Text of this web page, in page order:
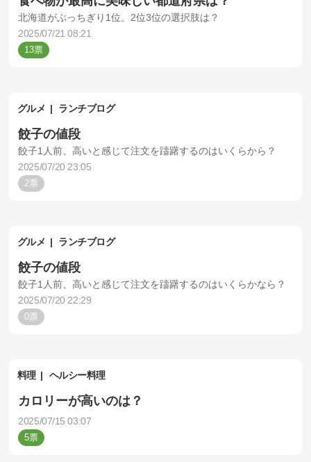
北海道がぶっちぎり1位。2位3位の選択肢は？
2025/07/21 08:21
13
グルメ ランチブログ
餃子の値段
餃子1人前、高いと感じて注文を躊躇するのはいくらから？
2025/07/20 23:05
2
グルメ ランチブログ
餃子の値段
餃子1人前、高いと感じて注文を躊躇するのはいくらかなら？
2025/07/20 22:29
0
料理 ヘルシー料理
カロリーが高いのは？
2025/07/15 03:07
5